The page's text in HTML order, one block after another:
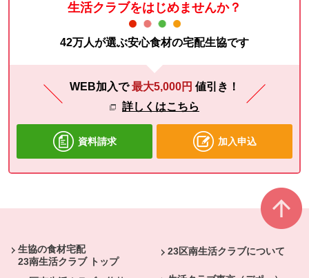
生活クラブをはじめませんか？
42万人が選ぶ安心食材の宅配生協です
WEB加入で最大5,000円 値引き！
詳しくはこちら
資料請求 加入申込
生協の食材宅配
23南生活クラブ トップ
23区南生活クラブについて